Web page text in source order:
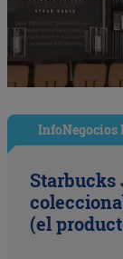
InfoNegocios
Starbucks
(el